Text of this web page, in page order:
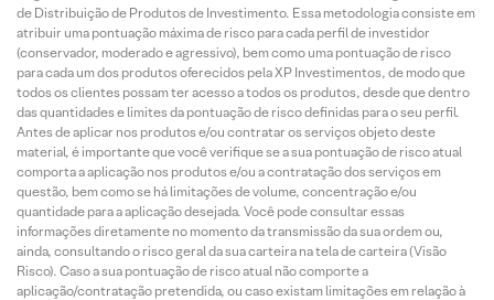
de Distribuição de Produtos de Investimento. Essa metodologia consiste em
atribuir uma pontuação máxima de risco para cada perfil de investidor
(conservador, moderado e agressivo), bem como uma pontuação de risco
para cada um dos produtos oferecidos pela XP Investimentos, de modo que
todos os clientes possam ter acesso a todos os produtos, desde que dentro
das quantidades e limites da pontuação de risco definidas para o seu perfil.
Antes de aplicar nos produtos e/ou contratar os serviços objeto deste
material, é importante que você verifique se a sua pontuação de risco atual
comporta a aplicação nos produtos e/ou a contratação dos serviços em
questão, bem como se há limitações de volume, concentração e/ou
quantidade para a aplicação desejada. Você pode consultar essas
informações diretamente no momento da transmissão da sua ordem ou,
ainda, consultando o risco geral da sua carteira na tela de carteira (Visão
Risco). Caso a sua pontuação de risco atual não comporte a
aplicação/contratação pretendida, ou caso existam limitações em relação à